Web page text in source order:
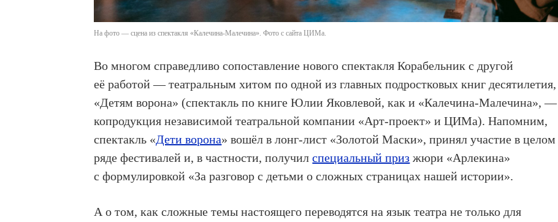
На фото — сцена из спектакля «Калечина-Малечина». Фото с сайта ЦИМа.
Во многом справедливо сопоставление нового спектакля Корабельник с другой
её работой — театральным хитом по одной из главных подростковых книг десятилетия,
«Детям ворона» (спектакль по книге Юлии Яковлевой, как и «Калечина-Малечина», —
копродукция независимой театральной компании «Арт-проект» и ЦИМа). Напомним,
спектакль «Дети ворона» вошёл в лонг-лист «Золотой Маски», принял участие в целом
ряде фестивалей и, в частности, получилспециальный приз жюри «Арлекина»
с формулировкой «За разговор с детьми о сложных страницах нашей истории».
А о том, как сложные темы настоящего переводятся на язык театра не только для